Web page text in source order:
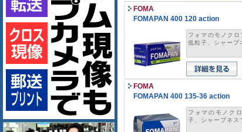
FOMA
FOMAPAN 400 120 action
フォマのモノク
低粒子、シャープ
FOMA
FOMAPAN 400 135-36 action
フォマのモノク
子、シャープネス